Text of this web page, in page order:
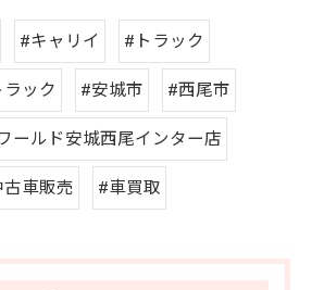
#キャリイ #トラック
ック #安城市 #西尾市
ールド安城西尾インター店
古車販売 #車買取